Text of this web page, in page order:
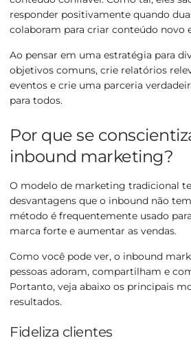
responder positivamente quando
colaboram para criar conteúdo novo
Ao pensar em uma estratégia para
objetivos comuns, crie relatórios
eventos e crie uma parceria
para todos.
Por que se
inbound marketing?
O modelo de marketing tradicional
desvantagens que o inbound não
método é frequentemente usado
marca forte e aumentar as vendas.
Como você pode ver, o inbound
pessoas adoram, compartilham e
Portanto, veja abaixo os principais
resultados.
Fideliza clientes